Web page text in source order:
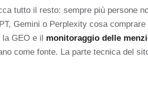
tutto il resto: sempre più persone
Gemini o Perplexity cosa
GEO e il monitoraggio delle
come fonte. La parte tecnica del